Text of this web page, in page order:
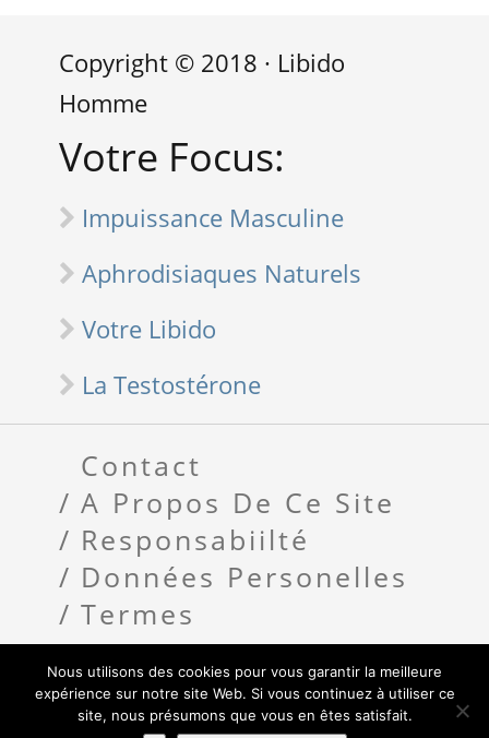
Copyright © 2018 · Libido
Homme
Votre Focus:
Impuissance Masculine
Aphrodisiaques Naturels
Votre Libido
La Testostérone
Contact
A Propos De Ce Site
Responsabiilté
Données Personelles
Termes
Copyright 2018 Libido Homme
- Designed byThrive Themes
Nous utilisons des cookies pour vous garantir la meilleure
expérience sur notre site Web. Si vous continuez à utiliser ce
site, nous présumons que vous en êtes satisfait.